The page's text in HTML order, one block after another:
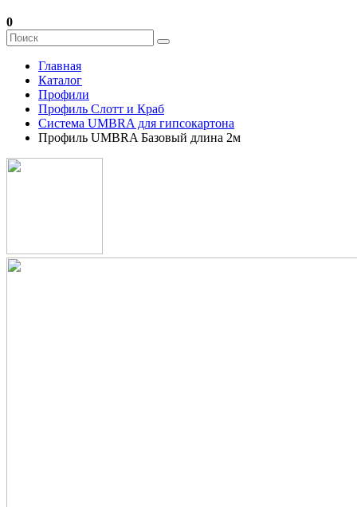
0
Главная
Каталог
Профили
Профиль Слотт и Краб
Система UMBRA для гипсокартона
Профиль UMBRA Базовый длина 2м